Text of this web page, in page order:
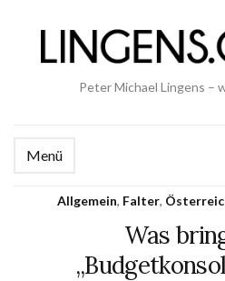
Peter Michael Lingens –
Menü
Allgemein, Falter,
Was